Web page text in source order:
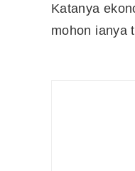
Katanya
mohon ianya